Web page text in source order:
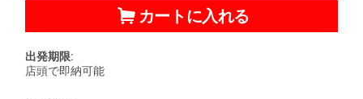
カートに入れる
出発期限:
店頭で即納可能